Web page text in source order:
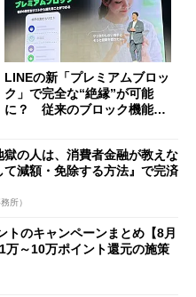
LINEの新「プレミアムブロッ
ク」で完全な“絶縁”が可能
に？ 従来のブロック機能と
獄の人は、消費者金融が教えな
て減額・免除する方法』で完済
所）
トのキャンペーンまとめ【8月
～10万ポイント還元の施策